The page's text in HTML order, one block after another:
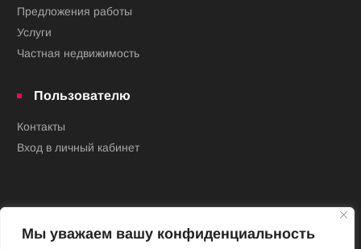
Мы уважаем вашу конфиденциальность
Предложения работы
Услуги
Частная недвижимость
Пользователю
Контакты
Вход в личный кабинет